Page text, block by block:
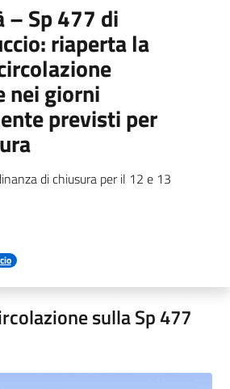
Sp 477 di
riaperta la
nei giorni
previsti per
di chiusura per il 12 e 13
sulla Sp 477